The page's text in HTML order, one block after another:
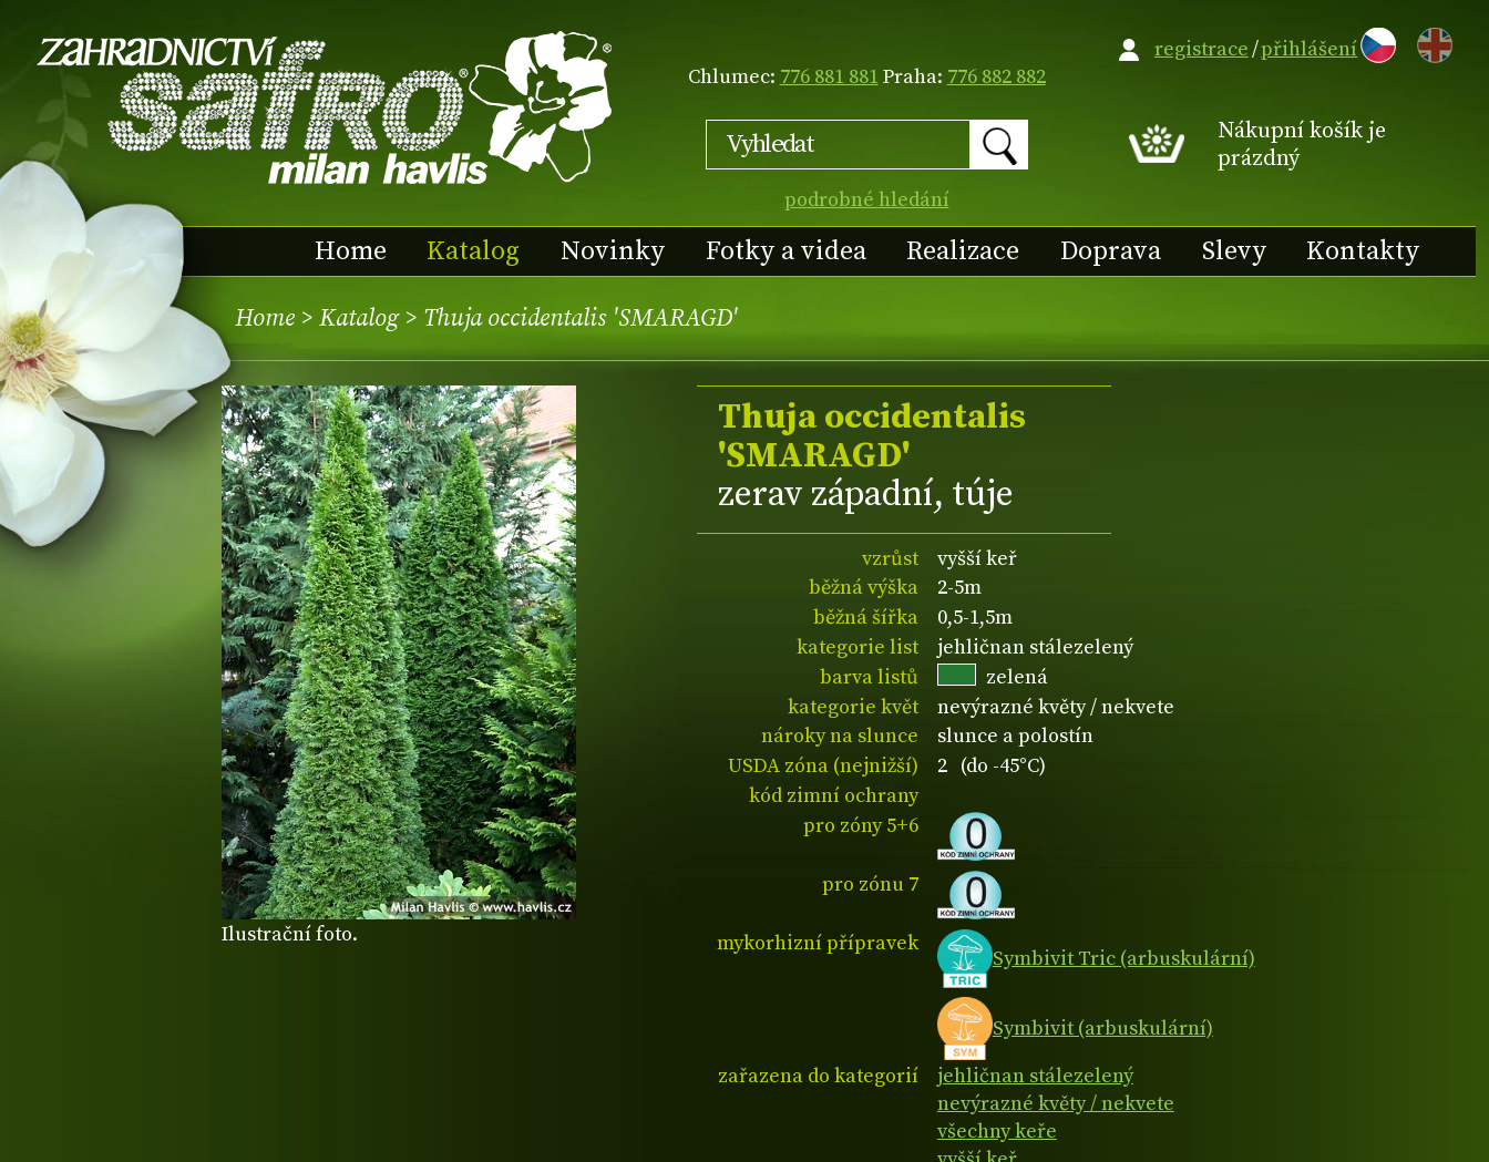
Chlumec: 776 881 881Praha: 776 882 882
podrobné hledání
EN
Nákupní košík je
prázdný
Home Katalog Novinky Fotky a videa Realizace Doprava Slevy Kontakty
registrace/přihlášení
Home > Katalog> Thuja occidentalis 'SMARAGD'
Ilustrační foto.
Thuja occidentalis
'SMARAGD'
zerav západní, túje
vzrůst
vyšší keř
běžná výška
2-5m
běžná šířka
0,5-1,5m
kategorie list
jehličnan stálezelený
barva listů
zelená
kategorie květ
nevýrazné květy / nekvete
nároky na slunce
slunce a polostín
USDA zóna (nejnižší)
2 (do -45°C)
kód zimní ochrany
pro zóny 5+6
pro zónu 7
mykorhizní přípravek
Symbivit Tric (arbuskulární)
Symbivit (arbuskulární)
zařazena do kategorií
jehličnan stálezelený
nevýrazné květy / nekvete
všechny keře